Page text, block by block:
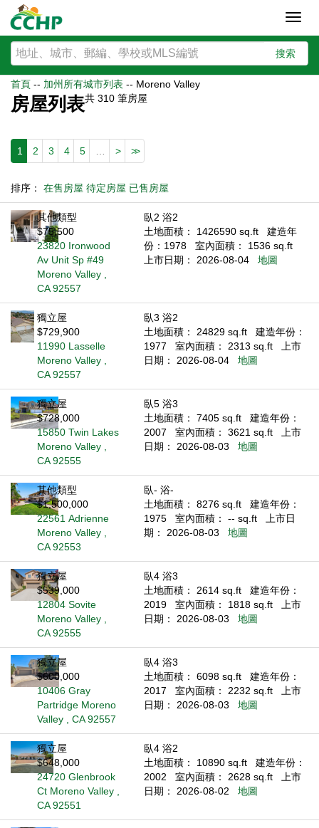
搜索
首頁 -- 加州所有城市列表 -- Moreno Valley
房屋列表共 310 筆房屋
1 2 3 4 5 > >>
排序： 在售房屋 待定房屋 已售房屋
其他類型
$75,500
23820 Ironwood
Av Unit Sp #49
Moreno Valley ,
CA 92557
臥2 浴2
土地面積： 1426590 sq.ft
建造年
份：1978
室內面積： 1536 sq.ft
上市日期： 2026-08-04
地圖
獨立屋
$729,900
11990 Lasselle
Moreno Valley ,
CA 92557
臥3 浴2
土地面積： 24829 sq.ft
建造年份：
1977
室內面積： 2313 sq.ft
上市
日期： 2026-08-04
地圖
獨立屋
$728,000
15850 Twin Lakes
Moreno Valley ,
CA 92555
臥5 浴3
土地面積： 7405 sq.ft
建造年份：
2007
室內面積： 3621 sq.ft
上市
日期： 2026-08-03
地圖
其他類型
$1,500,000
22561 Adrienne
Moreno Valley ,
CA 92553
臥- 浴-
土地面積： 8276 sq.ft
建造年份：
1975
室內面積： -- sq.ft
上市日
期： 2026-08-03
地圖
獨立屋
$539,000
12804 Sovite
Moreno Valley ,
CA 92555
臥4 浴3
土地面積： 2614 sq.ft
建造年份：
2019
室內面積： 1818 sq.ft
上市
日期： 2026-08-03
地圖
獨立屋
$600,000
10406 Gray
Partridge Moreno
Valley , CA 92557
臥4 浴3
土地面積： 6098 sq.ft
建造年份：
2017
室內面積： 2232 sq.ft
上市
日期： 2026-08-03
地圖
獨立屋
$648,000
24720 Glenbrook
Ct Moreno Valley ,
CA 92551
臥4 浴2
土地面積： 10890 sq.ft
建造年份：
2002
室內面積： 2628 sq.ft
上市
日期： 2026-08-02
地圖